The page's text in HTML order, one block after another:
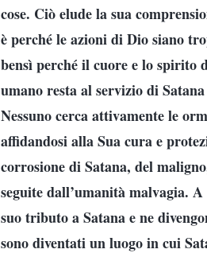
cose. Ciò elude la sua
è perché le azioni di Dio siano
bensì perché il cuore e lo spirito
umano resta al servizio di
Nessuno cerca attivamente le
affidandosi alla Sua cura e
corrosione di Satana, del
seguite dall’umanità malvagia.
suo tributo a Satana e ne
sono diventati un luogo in cui